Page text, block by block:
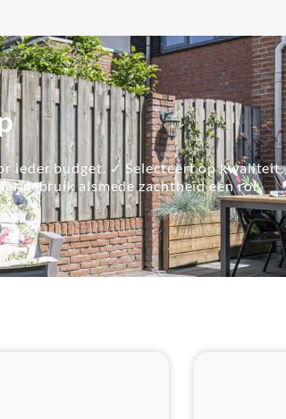
ieder budget. ✓ Selecteert op kwaliteit.
gebruik alsmede zachtheid een rol